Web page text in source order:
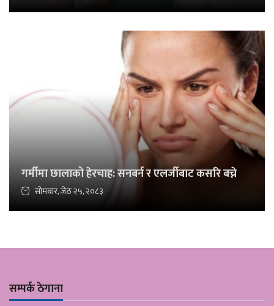
गर्मीमा छालाको हेरचाह: सनबर्न र एलर्जीबाट कसरि बच्ने
सोमबार, जेठ २५, २०८३
सम्पर्क ठेगाना